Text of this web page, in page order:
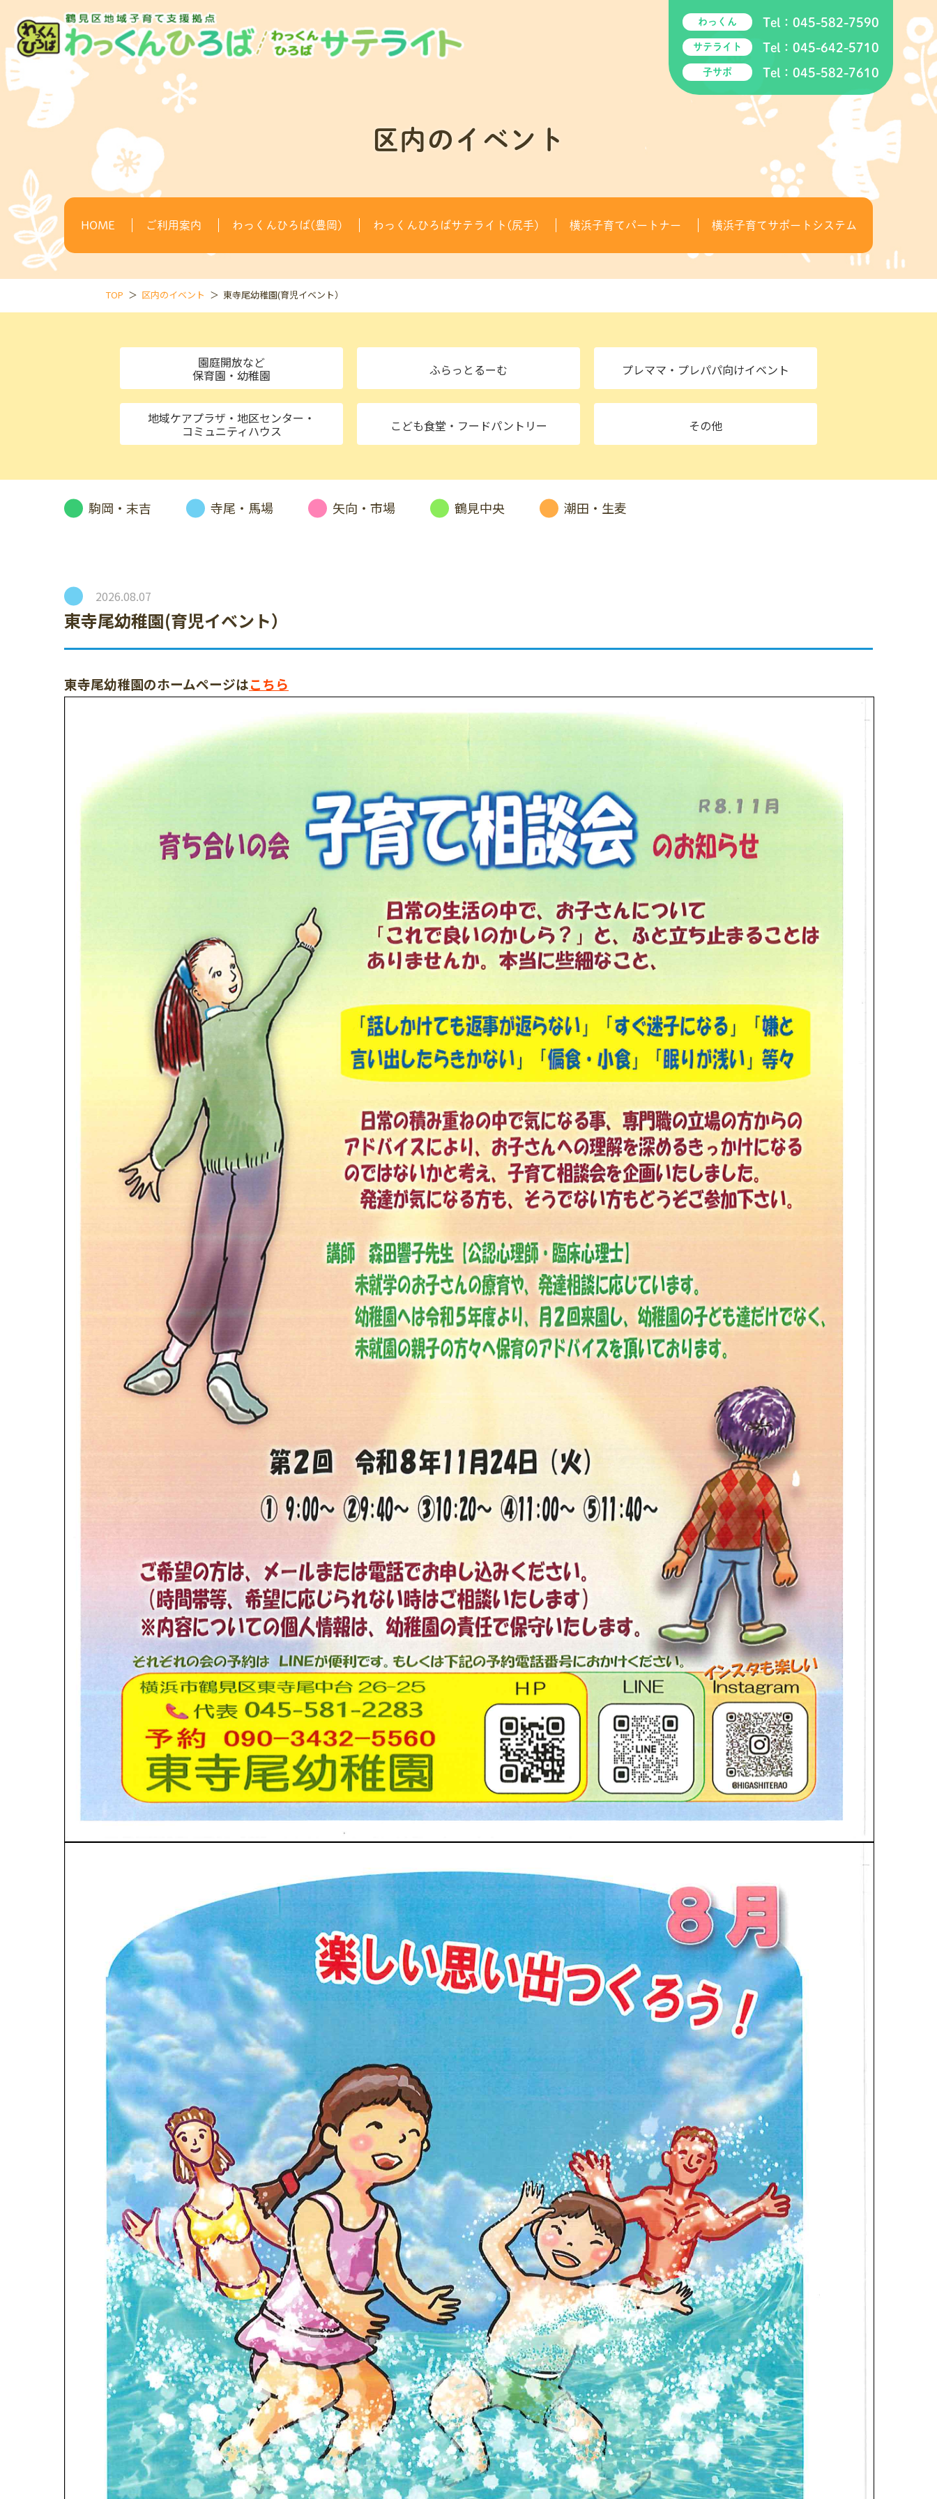
わっくん Tel： 045-582-7590
サテライト Tel： 045-642-5710
子サポ Tel： 045-582-7610
HOME ご利用案内 わっくんひろば(豊岡) わっくんひろばサテライト(尻手) 横浜子育てパートナー 横浜子育てサポートシステム
区内のイベント
TOP 区内のイベント 東寺尾幼稚園(育児イベント）
園庭開放など
保育園・幼稚園 ふらっとるーむ プレママ ・プレパパ向けイベント
地域ケアプラザ・地区センター・
コミュニティハウス こども食堂 ・フードパントリー その他
駒岡・末吉 寺尾・馬場 矢向・市場 鶴見中央 潮田・生麦
2026.08.07
東寺尾幼稚園(育児イベント）
東寺尾幼稚園のホームページはこちら